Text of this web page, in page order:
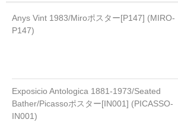
Anys Vint 1983/Miroポスター[P147] (MIRO-
P147)
Exposicio Antologica 1881-1973/Seated
Bather/Picassoポスター[IN001] (PICASSO-
IN001)